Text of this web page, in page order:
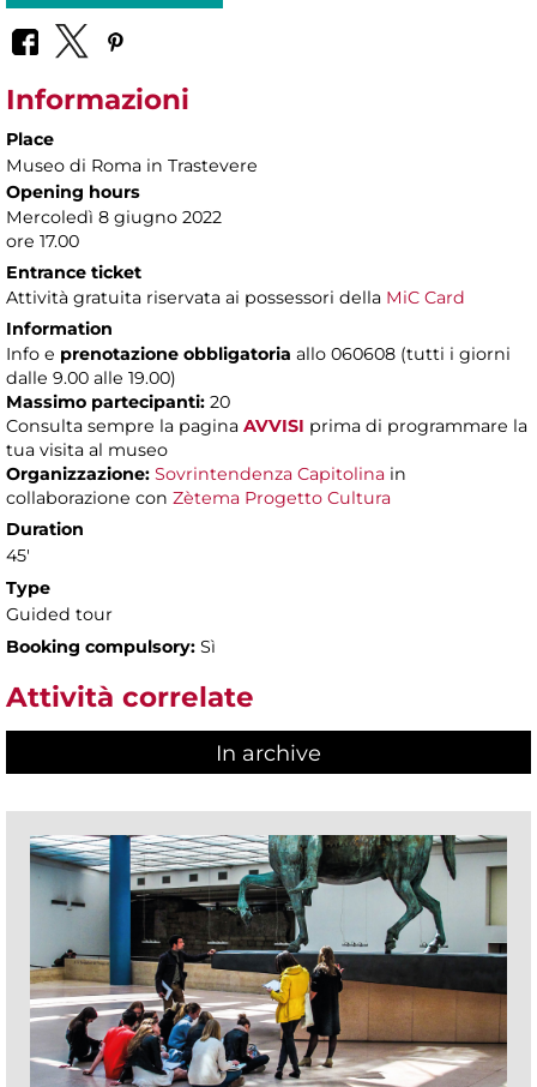
Informazioni
Place
Museo di Roma in Trastevere
Opening hours
Mercoledì 8 giugno 2022
ore 17.00
Entrance ticket
Attività gratuita riservata ai possessori della MiC Card
Information
Info e prenotazione obbligatoria allo 060608 (tutti i giorni
dalle 9.00 alle 19.00)
Massimo partecipanti: 20
Consulta sempre la pagina AVVISI prima di programmare la
tua visita al museo
Organizzazione: Sovrintendenza Capitolina in
collaborazione con Zètema Progetto Cultura
Duration
45'
Type
Guided tour
Booking compulsory: Sì
Attività correlate
In archive